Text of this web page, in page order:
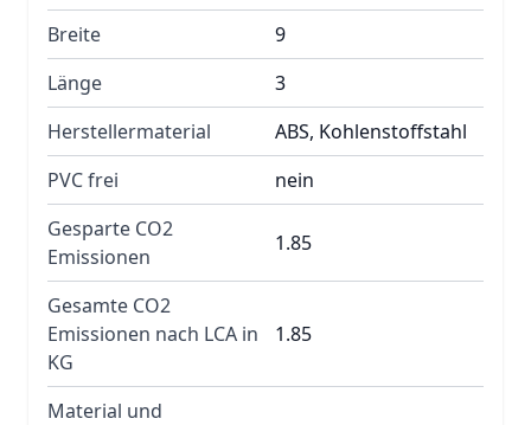
Breite
9
Länge
3
Herstellermaterial
ABS, Kohlenstoffstahl
PVC frei
nein
Gesparte CO2
Emissionen
1.85
Gesamte CO2
Emissionen nach LCA in
KG
1.85
Material und